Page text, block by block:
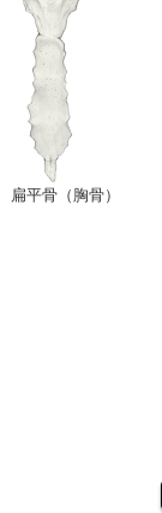
扁平骨（胸骨）